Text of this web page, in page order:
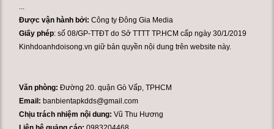
Được vận hành bởi:Công ty Đông Gia Media
Giấy phép: số 08/GP-TTĐT do Sở TTTT TP.HCM cấp ngày 30/1/2019
Kinhdoanhdoisong.vn giữ bản quyền nội dung trên website này.
Văn phòng:Đường 20. quận Gò Vấp, TPHCM
Email: banbientapkdds@gmail.com
Chịu trách nhiệm nội dung: Vũ Thu Hương